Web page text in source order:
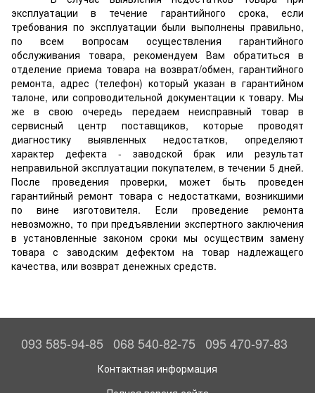
эксплуатации в течение гарантийного срока, если
требования по эксплуатации были выполнены правильно,
по всем вопросам осуществления гарантийного
обслуживания товара, рекомендуем Вам обратиться в
отделение приема товара на возврат/обмен, гарантийного
ремонта, адрес (телефон) который указан в гарантийном
талоне, или сопроводительной документации к товару. Мы
же в свою очередь передаем неисправный товар в
сервисный центр поставщиков, которые проводят
диагностику выявленных недостатков, определяют
характер дефекта - заводской брак или результат
неправильной эксплуатации покупателем, в течении 5 дней.
После проведения проверки, может быть проведен
гарантийный ремонт товара с недостатками, возникшими
по вине изготовителя. Если проведение ремонта
невозможно, то при предъявлении экспертного заключения
в установленные законом сроки мы осуществим замену
товара с заводским дефектом на товар надлежащего
качества, или возврат денежных средств.
093 585-94-85 068 540-82-75 095 470-97-83
Контактная информация